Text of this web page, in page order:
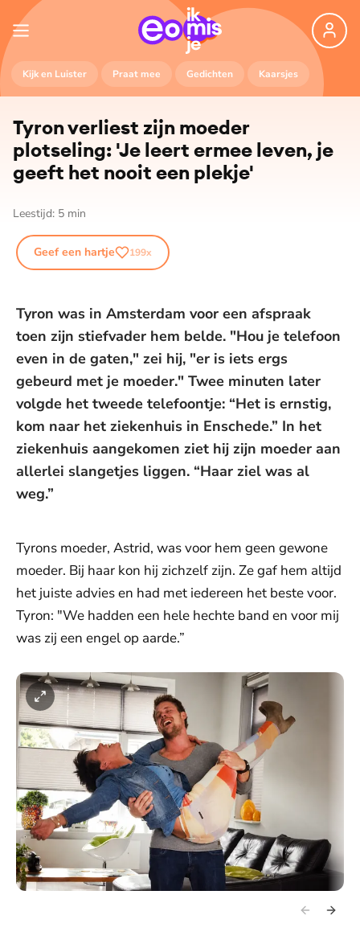
Kijk en Luister Praat mee Gedichten Kaarsjes
Tyron verliest zijn moeder
plotseling: 'Je leert ermee leven, je
geeft het nooit een plekje'
Leestijd: 5 min
Geef een hartje 199x
Tyron was in Amsterdam voor een afspraak
toen zijn stiefvader hem belde. "Hou je telefoon
even in de gaten," zei hij, "er is iets ergs
gebeurd met je moeder." Twee minuten later
volgde het tweede telefoontje: “Het is ernstig,
kom naar het ziekenhuis in Enschede.” In het
ziekenhuis aangekomen ziet hij zijn moeder aan
allerlei slangetjes liggen. “Haar ziel was al
weg.”
Tyrons moeder, Astrid, was voor hem geen gewone
moeder. Bij haar kon hij zichzelf zijn. Ze gaf hem altijd
het juiste advies en had met iedereen het beste voor.
Tyron: "We hadden een hele hechte band en voor mij
was zij een engel op aarde.”